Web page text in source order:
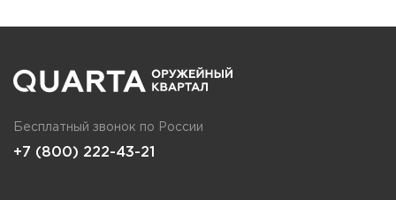
Бесплатный звонок по России
+7 (800) 222-43-21